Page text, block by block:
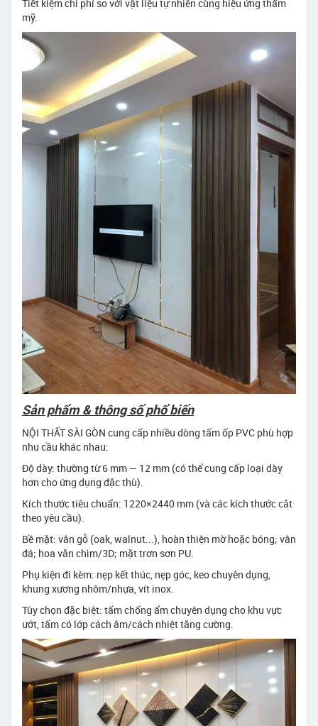
Tiết kiệm chi phí so với vật liệu tự nhiên cùng hiệu ứng thẩm
mỹ.
Sản phẩm & thông số phổ biến
NỘI THẤT SÀI GÒN cung cấp nhiều dòng tấm ốp PVC phù hợp
nhu cầu khác nhau:
Độ dày: thường từ 6 mm — 12 mm (có thể cung cấp loại dày
hơn cho ứng dụng đặc thù).
Kích thước tiêu chuẩn: 1220×2440 mm (và các kích thước cắt
theo yêu cầu).
Bề mặt: vân gỗ (oak, walnut...), hoàn thiện mờ hoặc bóng; vân
đá; hoa văn chìm/3D; mặt trơn sơn PU.
Phụ kiện đi kèm: nẹp kết thúc, nẹp góc, keo chuyên dụng,
khung xương nhôm/nhựa, vít inox.
Tùy chọn đặc biệt: tấm chống ẩm chuyên dụng cho khu vực
ướt, tấm có lớp cách âm/cách nhiệt tăng cường.